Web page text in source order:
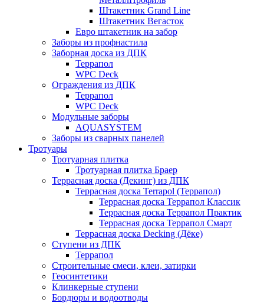
Штакетник Grand Line
Штакетник Вегасток
Евро штакетник на забор
Заборы из профнастила
Заборная доска из ДПК
Террапол
WPC Deck
Ограждения из ДПК
Террапол
WPC Deck
Модульные заборы
AQUASYSTEM
Заборы из сварных панелей
Тротуары
Тротуарная плитка
Тротуарная плитка Браер
Террасная доска (Декинг) из ДПК
Террасная доска Terrapol (Террапол)
Террасная доска Террапол Классик
Террасная доска Террапол Практик
Террасная доска Террапол Смарт
Террасная доска Decking (Дёке)
Ступени из ДПК
Террапол
Строительные смеси, клеи, затирки
Геосинтетики
Клинкерные ступени
Бордюры и водоотводы